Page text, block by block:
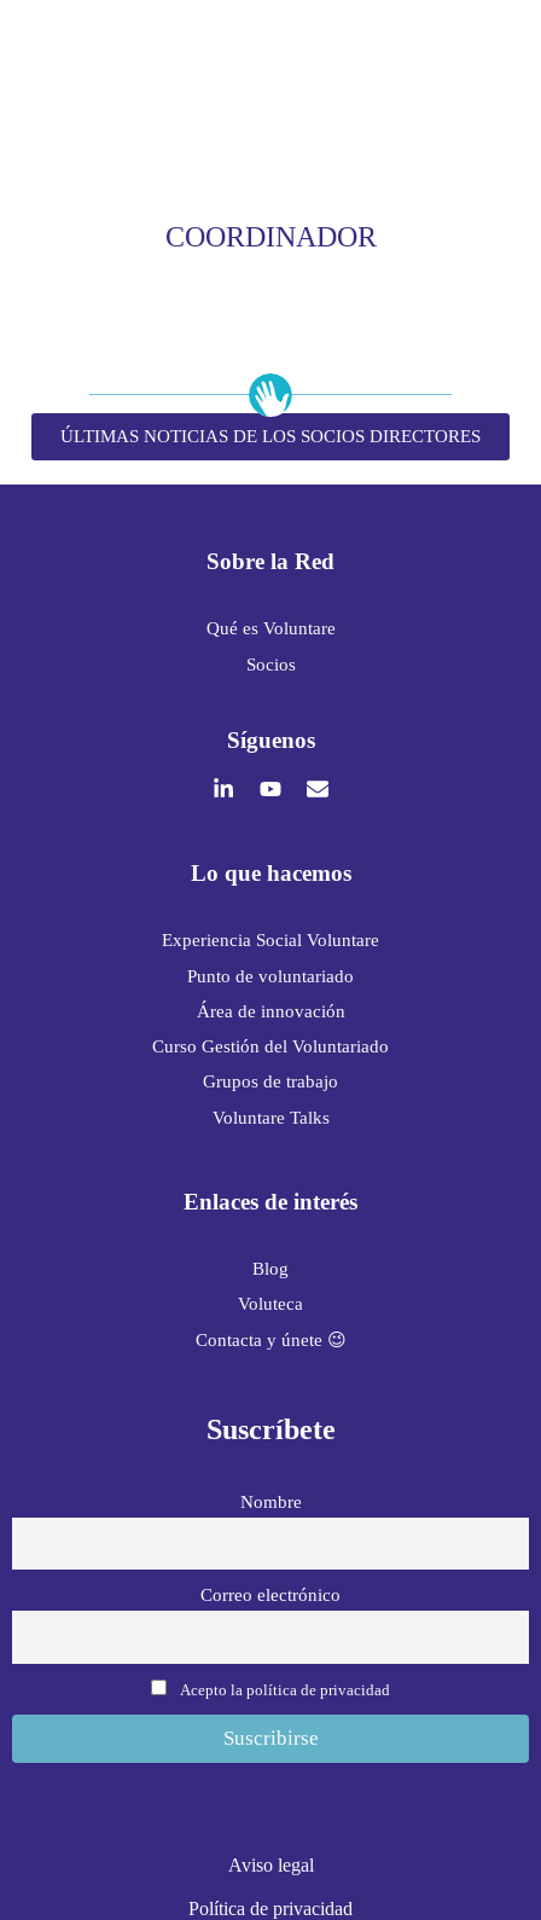
COORDINADOR
ÚLTIMAS NOTICIAS DE LOS SOCIOS DIRECTORES
Sobre la Red
Qué es Voluntare
Socios
Síguenos
Lo que hacemos
Experiencia Social Voluntare
Punto de voluntariado
Área de innovación
Curso Gestión del Voluntariado
Grupos de trabajo
Voluntare Talks
Enlaces de interés
Blog
Voluteca
Contacta y únete 😉
Suscríbete
Nombre
Correo electrónico
Acepto la política de privacidad
Aviso legal
Política de privacidad